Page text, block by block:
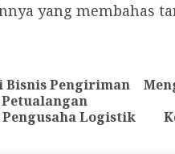
yang membahas
post:
Bisnis Pengiriman
Logistik
Next
post: